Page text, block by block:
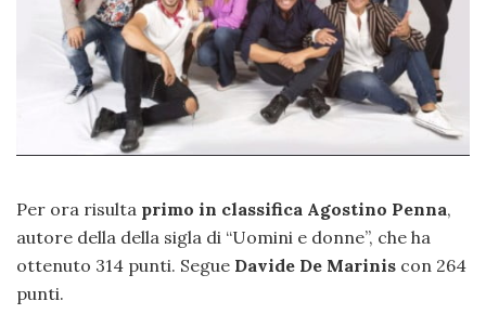
Per ora risulta primo in classifica Agostino Penna,
autore della della sigla di “Uomini e donne”, che ha
ottenuto 314 punti. Segue Davide De Marinis con 264
punti.